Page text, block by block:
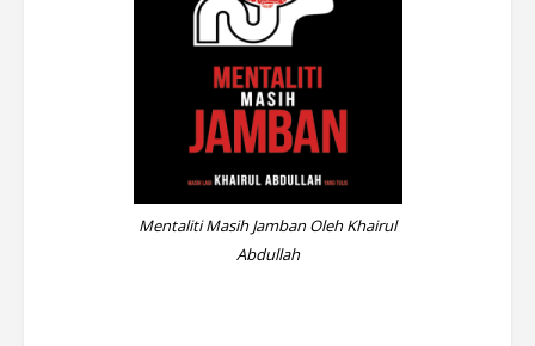
Mentaliti Masih Jamban Oleh Khairul
Abdullah